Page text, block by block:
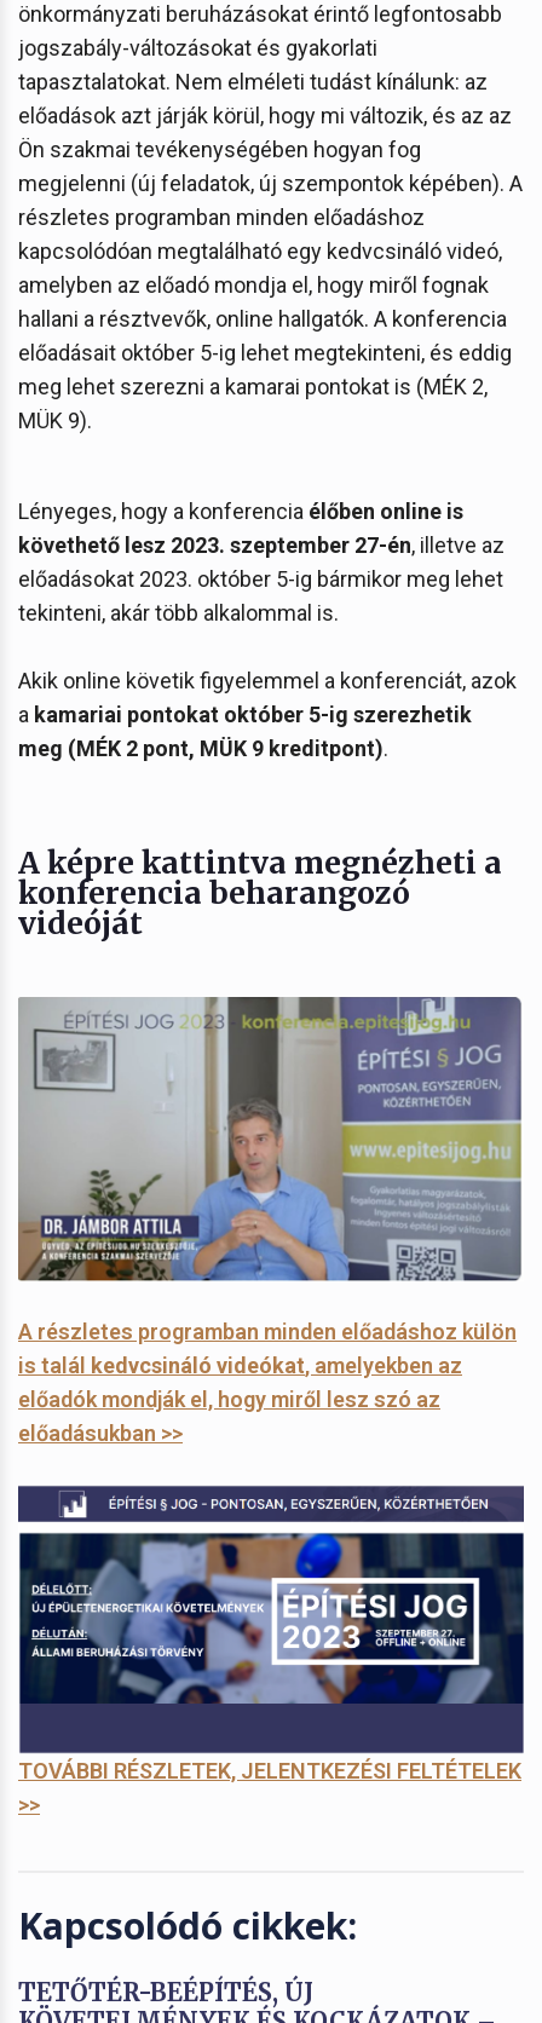
önkormányzati beruházásokat érintő legfontosabb
jogszabály-változásokat és gyakorlati
tapasztalatokat. Nem elméleti tudást kínálunk: az
előadások azt járják körül, hogy mi változik, és az az
Ön szakmai tevékenységében hogyan fog
megjelenni (új feladatok, új szempontok képében). A
részletes programban minden előadáshoz
kapcsolódóan megtalálható egy kedvcsináló videó,
amelyben az előadó mondja el, hogy miről fognak
hallani a résztvevők, online hallgatók. A konferencia
előadásait október 5-ig lehet megtekinteni, és eddig
meg lehet szerezni a kamarai pontokat is (MÉK 2,
MÜK 9).
Lényeges, hogy a konferencia élőben online is
követhető lesz 2023. szeptember 27-én, illetve az
előadásokat 2023. október 5-ig bármikor meg lehet
tekinteni, akár több alkalommal is.
Akik online követik figyelemmel a konferenciát, azok
a kamariai pontokat október 5-ig szerezhetik
meg (MÉK 2 pont, MÜK 9 kreditpont).
A képre kattintva megnézheti a
konferencia beharangozó
videóját
A részletes programban minden előadáshoz külön
is talál kedvcsináló videókat, amelyekben az
előadók mondják el, hogy miről lesz szó az
előadásukban >>
TOVÁBBI RÉSZLETEK, JELENTKEZÉSI FELTÉTELEK
>>
Kapcsolódó cikkek:
TETŐTÉR-BEÉPÍTÉS, ÚJ